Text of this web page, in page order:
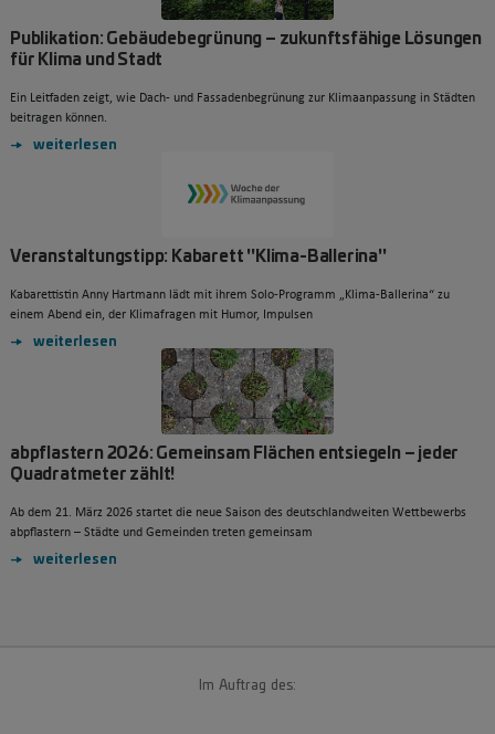
Publikation: Gebäudebegrünung – zukunftsfähige Lösungen
für Klima und Stadt
Ein Leitfaden zeigt, wie Dach- und Fassadenbegrünung zur Klimaanpassung in Städten
beitragen können.
weiterlesen
Veranstaltungstipp: Kabarett "Klima-Ballerina"
Kabarettistin Anny Hartmann lädt mit ihrem Solo-Programm „Klima-Ballerina“ zu
einem Abend ein, der Klimafragen mit Humor, Impulsen
weiterlesen
abpflastern 2026: Gemeinsam Flächen entsiegeln – jeder
Quadratmeter zählt!
Ab dem 21. März 2026 startet die neue Saison des deutschlandweiten Wettbewerbs
abpflastern – Städte und Gemeinden treten gemeinsam
weiterlesen
Im Auftrag des: